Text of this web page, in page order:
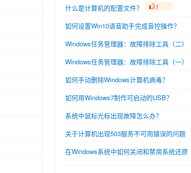
什么是计算机的配置文件？
1
如何设置Win10语音助手完成音控操作？
Windows任务管理器：故障排除工具（二）
Windows任务管理器：故障排除工具（一）
如何手动删除Windows计算机病毒？
如何用Windows7制作可启动的USB？
系统中鼠标光标出现故障怎么办？
关于计算机出现503服务不可用错误的问题
在Windows系统中如何关闭和禁用系统还原